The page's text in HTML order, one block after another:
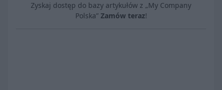
Zyskaj dostęp do bazy artykułów z „My Company
Polska” Zamów teraz!